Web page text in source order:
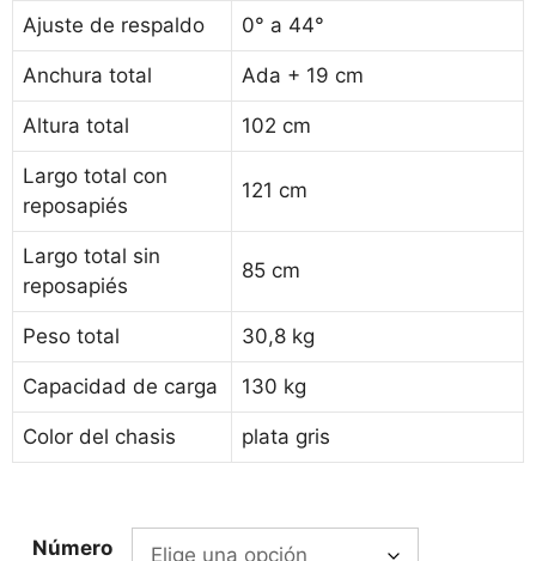
Ajuste de respaldo 0° a 44°
Anchura total Ada + 19 cm
Altura total 102 cm
Largo total con
reposapiés
121 cm
Largo total sin
reposapiés
85 cm
Peso total 30,8 kg
Capacidad de carga 130 kg
Color del chasis plata gris
Número